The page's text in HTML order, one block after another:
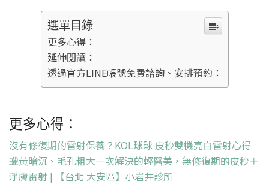
選單目錄
更多心得：
延伸閱讀：
透過官方LINE帳號免費諮詢、安排預約：
更多心得：
沒有修復期的雷射保養？KOL球球 皮秒雙機亮白雷射心得
蠟黃暗沉、毛孔粗大一次解決的輕醫美，無修復期的皮秒＋
淨膚雷射 | 【台北 大安區】小岩井診所